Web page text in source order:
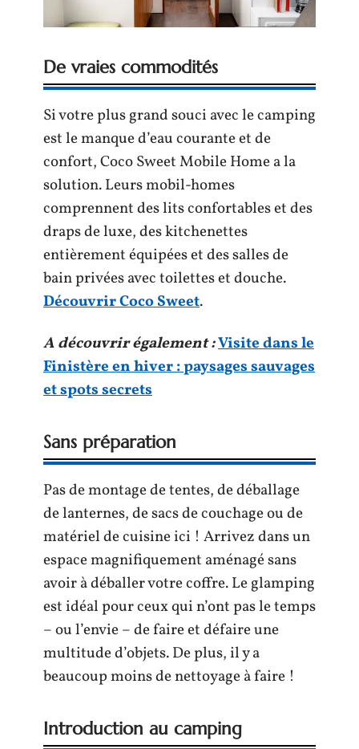
De vraies commodités
Si votre plus grand souci avec le camping
est le manque d’eau courante et de
confort, Coco Sweet Mobile Home a la
solution. Leurs mobil-homes
comprennent des lits confortables et des
draps de luxe, des kitchenettes
entièrement équipées et des salles de
bain privées avec toilettes et douche.
Découvrir Coco Sweet.
A découvrir également :Visite dans le
Finistère en hiver : paysages sauvages
et spots secrets
Sans préparation
Pas de montage de tentes, de déballage
de lanternes, de sacs de couchage ou de
matériel de cuisine ici ! Arrivez dans un
espace magnifiquement aménagé sans
avoir à déballer votre coffre. Le glamping
est idéal pour ceux qui n’ont pas le temps
– ou l’envie – de faire et défaire une
multitude d’objets. De plus, il y a
beaucoup moins de nettoyage à faire !
Introduction au camping